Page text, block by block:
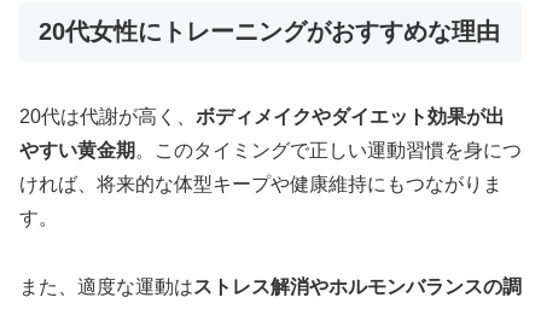
20代女性にトレーニングがおすすめな理由
20代は代謝が高く、 ボディメイクやダイエット効果が出
やすい黄金期 。このタイミングで正しい運動習慣を身につ
ければ、将来的な体型キープや健康維持にもつながりま
す。
また、適度な運動はストレス解消やホルモンバランスの調